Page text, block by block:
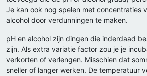
Je kan ook nog spelen met concentraties
alcohol door verdunningen te maken.
pH en alcohol zijn dingen die inderdaad
zijn. Als extra variatie factor zou je je
verkorten of verlengen. Misschien dat
sneller of langer werken. De temperatuur